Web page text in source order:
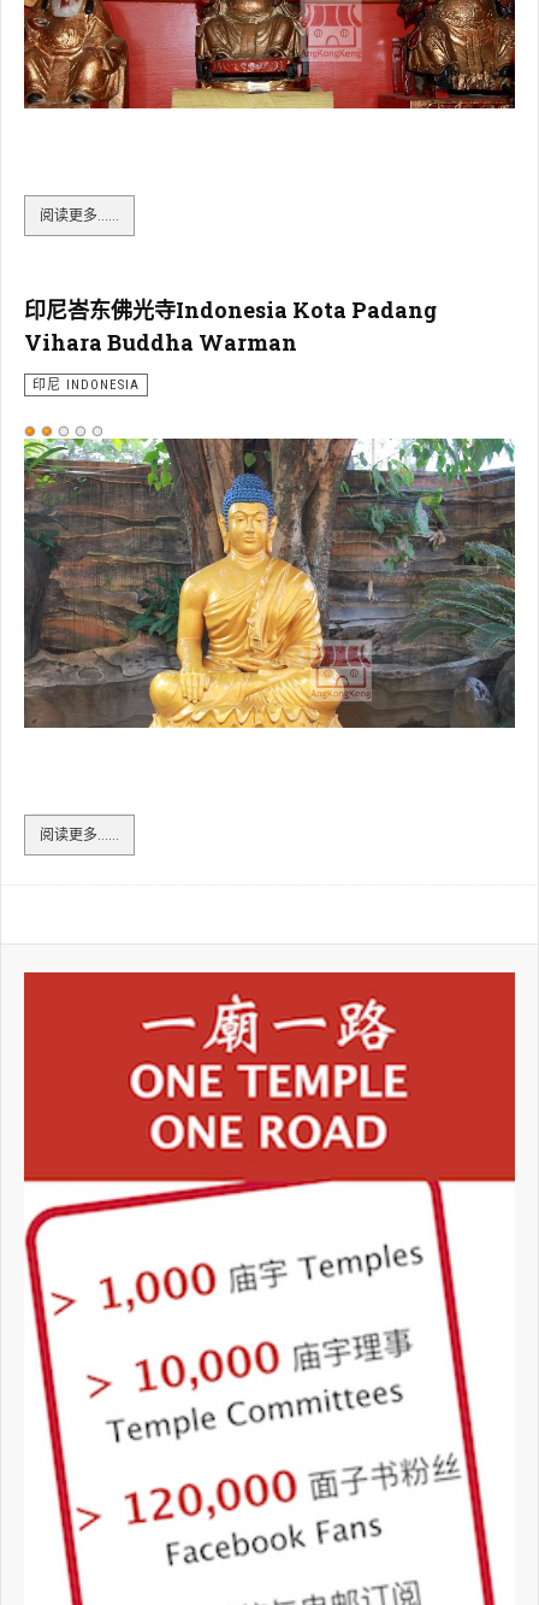
印尼峇东福德堂Indonesia Kota Padang Hok Tek Tong
阅读更多……
印尼峇东佛光寺Indonesia Kota Padang
Vihara Buddha Warman
印尼 INDONESIA
用
户
评
价：2 /5
印尼峇东佛光寺Indonesia Kota Padang Vihara Buddha Warman
阅读更多……